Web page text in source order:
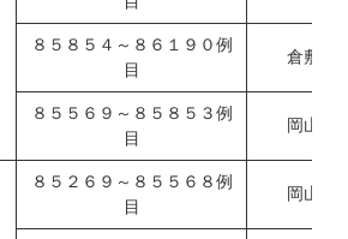
８５８５４～８６１９０例
目
倉敷市
８５５６９～８５８５３例
目
岡山県
８５２６９～８５５６８例
目
岡山市